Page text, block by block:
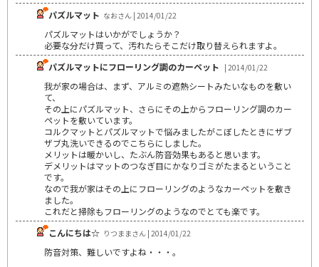
パズルマット なおさん | 2014/01/22
パズルマットはいかがでしょうか？
必要な分だけ買って、汚れたらそこだけ取り替えられますよ。
パズルマットにフローリング調のカーペット | 2014/01/22
我が家の場合は、まず、アルミの遮熱シートみたいなものを敷い
て、
その上にパズルマット、さらにその上からフローリング調のカー
ペットを敷いています。
コルクマットとパズルマットで悩みましたがこぼしたときにザブ
ザブ丸洗いできるのでこちらにしました。
メリットは暖かいし、たぶん防音効果もあると思います。
デメリットはマットのつなぎ目にかなりゴミがたまるということ
です。
なので我が家はその上にフローリングのようなカーペットを敷き
ました。
これだと掃除もフローリングのようなのでとても楽です。
こんにちは☆ りつままさん | 2014/01/22
防音対策、難しいですよね・・・。